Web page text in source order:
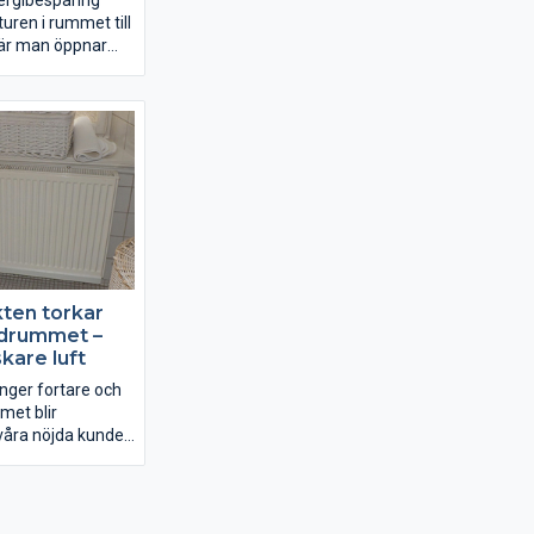
i rummet till
man öppnar
system med
termostaten
torkar
–
luft
fortare och
blir
nöjda kunder